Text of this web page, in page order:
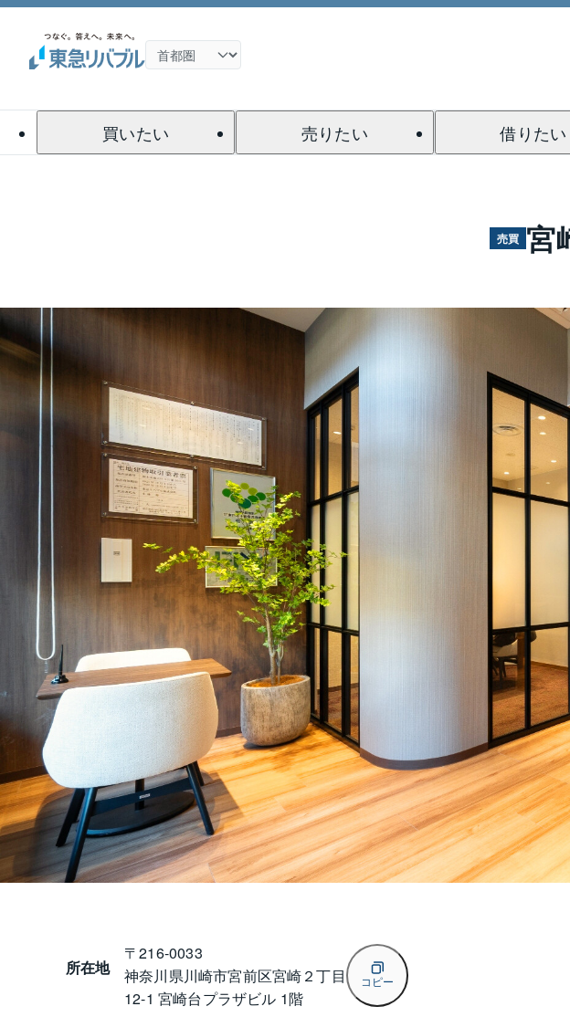
買いたい 売りたい 借りたい
売買 宮
所在地
〒216-0033
神奈川県川崎市宮前区宮崎２丁目
12-1 宮崎台プラザビル 1階
コピー